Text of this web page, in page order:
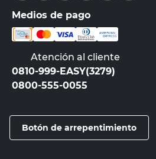
Medios de pago
Atención al cliente
0810-999-EASY(3279)
0800-555-0055
Botón de arrepentimiento